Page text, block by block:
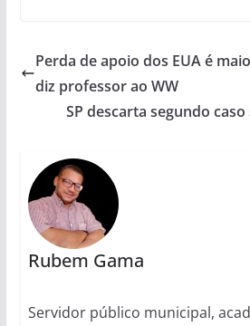
Perda de apoio dos EUA é
diz professor ao WW
SP descarta segundo
Rubem Gama
Servidor público municipal,